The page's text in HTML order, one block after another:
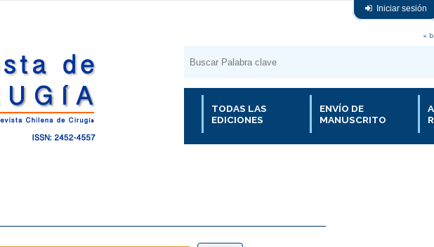
Iniciar sesión
»
TODAS LAS
EDICIONES
ENVÍO DE
MANUSCRITO